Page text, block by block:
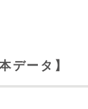
データ】